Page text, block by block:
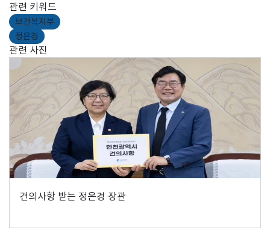
관련 키워드
보건복지부
정은경
관련 사진
건의사항 받는 정은경 장관